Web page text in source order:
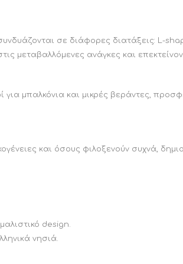
ΚΟΜΟΔΙΝΟ ΚΑΙ
ΤΟΥΑΛΕΤΑ
ΒΙΒΛΙΟΘΗΚΗ
CALLIGARIS
σε διάφορες διατάξεις: L-
μεταβαλλόμενες ανάγκες και
για μπαλκόνια και μικρές βεράντες,
και όσους φιλοξενούν συχνά,
design.
νησιά.